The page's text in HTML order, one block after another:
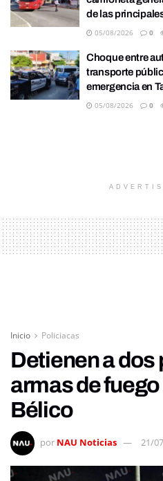
de las
05/08/2026 0
Choque entre
transporte
emergencia en
05/08/2026 0
Inicio Policiacas
Detienen a
armas de fuego
Bélico
por NAU Noticias 21/